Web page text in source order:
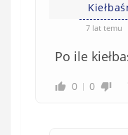
7 lat temu
Po ile
0 0